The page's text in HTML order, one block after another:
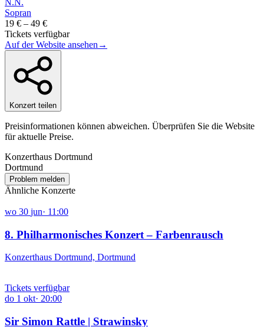
Sopran
19 € – 49 €
Tickets verfügbar
Auf der Website ansehen →
Konzert teilen
Preisinformationen können abweichen. Überprüfen Sie die Website
für aktuelle Preise.
Konzerthaus Dortmund
Dortmund
Problem melden
Ähnliche Konzerte
wo 30 jun· 11:00
8. Philharmonisches Konzert – Farbenrausch
Konzerthaus Dortmund, Dortmund
Tickets verfügbar
do 1 okt· 20:00
Sir Simon Rattle | Strawinsky